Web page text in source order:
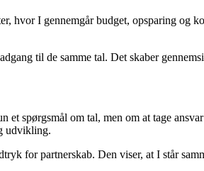
I gennemgår budget, opsparing og
til de samme tal. Det skaber
spørgsmål om tal, men om at tage
udvikling.
for partnerskab. Den viser, at I står